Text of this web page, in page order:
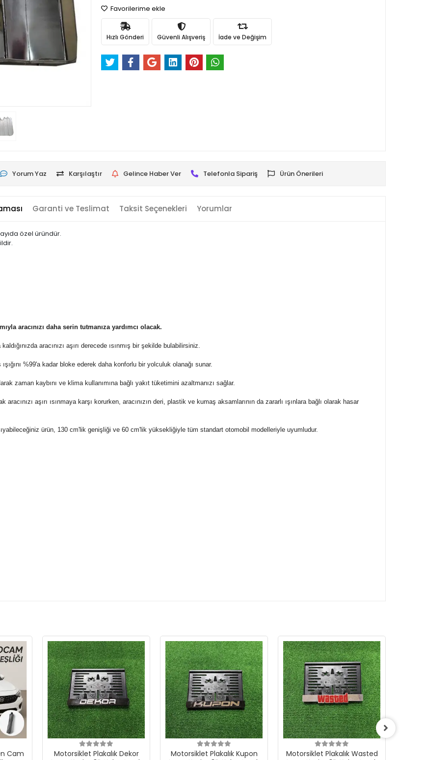
Favorilerime ekle
Hızlı Gönderi Güvenli Alışveriş İade ve Değişim
Yorum Yaz Karşılaştır Gelince Haber Ver Telefonla Sipariş Ürün Önerileri
Garanti ve Teslimat Taksit Seçenekleri Yorumlar
özel üründür.
aracınızı daha serin tutmanıza yardımcı olacak.
aracınızı aşırı derecede ısınmış bir şekilde bulabilirsiniz.
%99'a kadar bloke ederek daha konforlu bir yolculuk olanağı sunar.
zaman kaybını ve klima kullanımına bağlı yakıt tüketimini azaltmanızı sağlar.
aşırı ısınmaya karşı korurken, aracınızın deri, plastik ve kumaş aksamlarının da zararlı ışınlara bağlı olarak hasar
ürün, 130 cm'lik genişliği ve 60 cm'lik yüksekliğiyle tüm standart otomobil modelleriyle uyumludur.
Cam
Motorsiklet Plakalık Dekor
Motorsiklet Plakalık Kupon
Motorsiklet Plakalık Wasted